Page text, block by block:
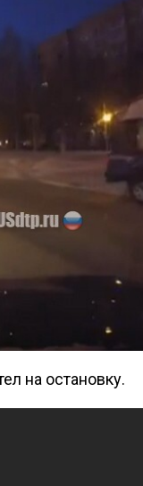
на остановку.